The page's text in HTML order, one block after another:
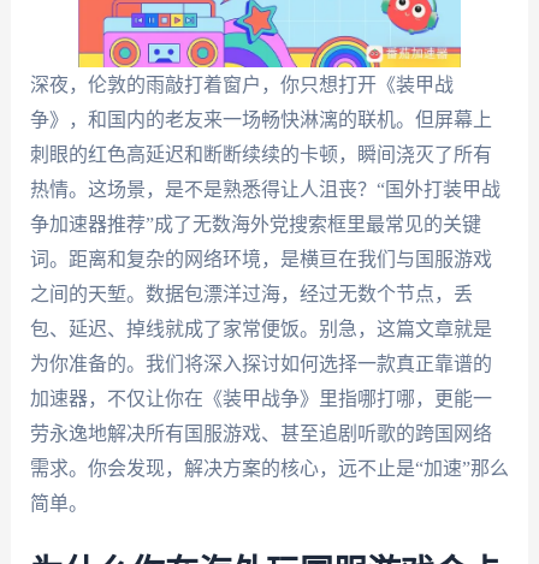
深夜，伦敦的雨敲打着窗户，你只想打开《装甲战
争》，和国内的老友来一场畅快淋漓的联机。但屏幕上
刺眼的红色高延迟和断断续续的卡顿，瞬间浇灭了所有
热情。这场景，是不是熟悉得让人沮丧？“国外打装甲战
争加速器推荐”成了无数海外党搜索框里最常见的关键
词。距离和复杂的网络环境，是横亘在我们与国服游戏
之间的天堑。数据包漂洋过海，经过无数个节点，丢
包、延迟、掉线就成了家常便饭。别急，这篇文章就是
为你准备的。我们将深入探讨如何选择一款真正靠谱的
加速器，不仅让你在《装甲战争》里指哪打哪，更能一
劳永逸地解决所有国服游戏、甚至追剧听歌的跨国网络
需求。你会发现，解决方案的核心，远不止是“加速”那么
简单。